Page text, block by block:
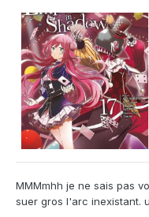
MMMmhh je ne sais pas
suer gros l'arc inexistant.